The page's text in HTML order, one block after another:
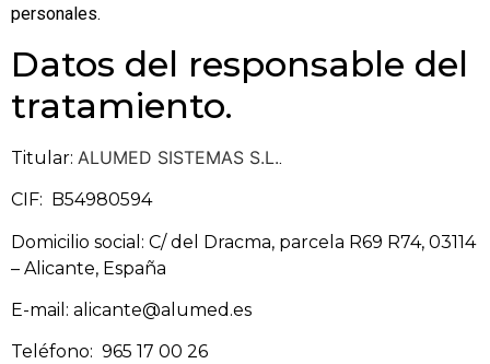
personales.
Datos del responsable del
tratamiento.
Titular: ALUMED SISTEMAS S.L..
CIF: B54980594
Domicilio social: C/ del Dracma, parcela R69 R74, 03114
– Alicante, España
E-mail: alicante@alumed.es
Teléfono: 965 17 00 26